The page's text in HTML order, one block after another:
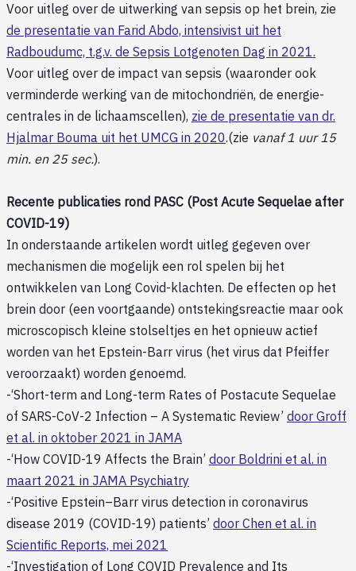
Voor uitleg over de uitwerking van sepsis op het brein, zie
de presentatie van Farid Abdo, intensivist uit het
Radboudumc, t.g.v. de Sepsis Lotgenoten Dag in 2021.
Voor uitleg over de impact van sepsis (waaronder ook
verminderde werking van de mitochondriën, de energie-
centrales in de lichaamscellen), zie de presentatie van dr.
Hjalmar Bouma uit het UMCG in 2020.(zie vanaf 1 uur 15
min. en 25 sec.).
Recente publicaties rond PASC (Post Acute Sequelae after
COVID-19)
In onderstaande artikelen wordt uitleg gegeven over
mechanismen die mogelijk een rol spelen bij het
ontwikkelen van Long Covid-klachten. De effecten op het
brein door (een voortgaande) ontstekingsreactie maar ook
microscopisch kleine stolseltjes en het opnieuw actief
worden van het Epstein-Barr virus (het virus dat Pfeiffer
veroorzaakt) worden genoemd.
-‘Short-term and Long-term Rates of Postacute Sequelae
of SARS-CoV-2 Infection – A Systematic Review’ door Groff
et al. in oktober 2021 in JAMA
-‘How COVID-19 Affects the Brain’ door Boldrini et al. in
maart 2021 in JAMA Psychiatry
-‘Positive Epstein–Barr virus detection in coronavirus
disease 2019 (COVID-19) patients’ door Chen et al. in
Scientific Reports, mei 2021
-‘Investigation of Long COVID Prevalence and Its